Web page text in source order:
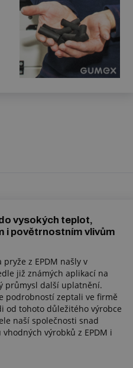
vysokých teplot,
i povětrnostním vlivům
z EPDM našly v
již známých aplikací na
průmysl další uplatnění.
podrobností zeptali ve firmě
od tohoto důležitého výrobce
naší společnosti snad
výrobků z EPDM i